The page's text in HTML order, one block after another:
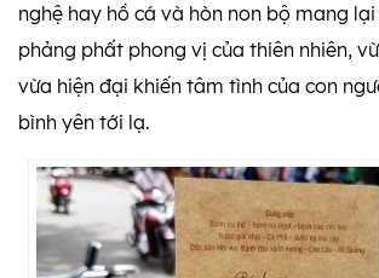
nghệ hay hồ cá và hòn non bộ mang
phảng phất phong vị của thiên nhiên,
vừa hiện đại khiến tâm tình của con
bình yên tới lạ.